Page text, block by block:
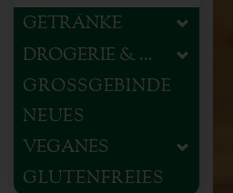
GETRÄNKE
DROGERIE & HAUSHALT
GROSSGEBINDE
NEUES
VEGANES
GLUTENFREIES